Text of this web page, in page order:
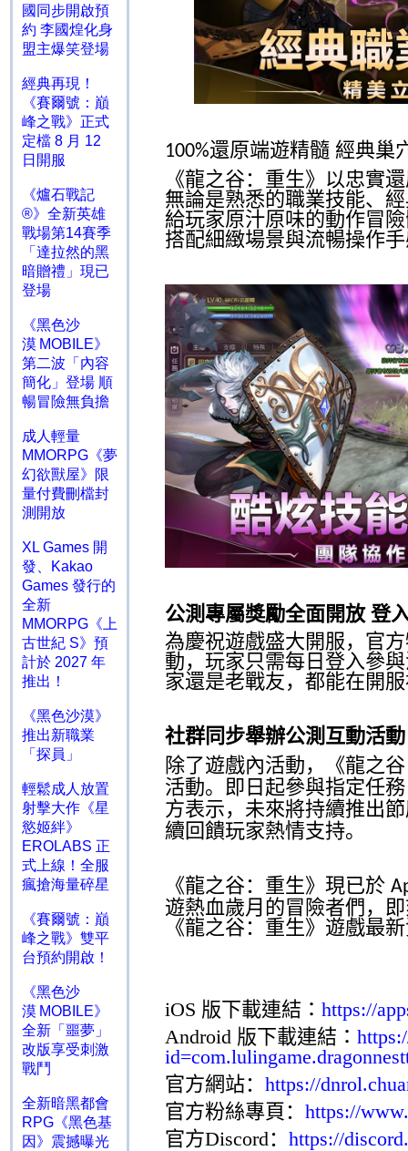
國同步開啟預
約 李國煌化身
盟主爆笑登場
經典再現！
《賽爾號：巔
峰之戰》正式
定檔 8 月 12
日開服
《爐石戰記
®》全新英雄
戰場第14賽季
「達拉然的黑
暗贈禮」現已
登場
《黑色沙
漠 MOBILE》
第二波「內容
簡化」登場 順
暢冒險無負擔
成人輕量
MMORPG《夢
幻欲獸屋》限
量付費刪檔封
測開放
XL Games 開
發、Kakao
Games 發行的
全新
MMORPG《上
古世紀 S》預
計於 2027 年
推出！
《黑色沙漠》
推出新職業
「探員」
輕鬆成人放置
射擊大作《星
慾姬絆》
EROLABS 正
式上線！全服
瘋搶海量碎星
《賽爾號：巔
峰之戰》雙平
台預約開啟！
《黑色沙
漠 MOBILE》
全新「噩夢」
改版享受刺激
戰鬥
全新暗黑都會
RPG《黑色基
因》震撼曝光
100%還原端遊精髓 經典巢
《龍之谷：重生》以忠實
無論是熟悉的職業技能、
給玩家原汁原味的動作冒
搭配細緻場景與流暢操作
公測專屬獎勵全面開放 登
為慶祝遊戲盛大開服，官
動，玩家只需每日登入參
家還是老戰友，都能在開
社群同步舉辦公測互動活
除了遊戲內活動，《龍之
活動。即日起參與指定任
方表示，未來將持續推出
續回饋玩家熱情支持。
《龍之谷：重生》現已於
遊熱血歲月的冒險者們，
《龍之谷：重生》遊戲最
iOS 版下載連結： https://
Android 版下載連結：
官方網站： https://
官方粉絲專頁： https://
官方Discord： https://